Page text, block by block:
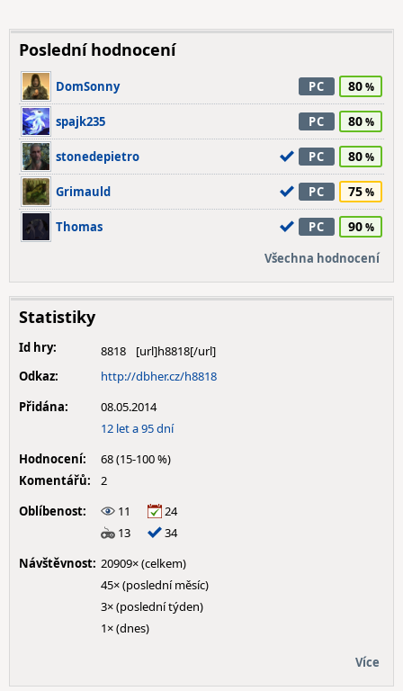
Poslední hodnocení
DomSonny PC 80
spajk235 PC 80
stonedepietro PC 80
Grimauld PC 75
Thomas PC 90
Všechna hodnocení
Statistiky
Id hry:
8818
Odkaz:
http://dbher.cz/h8818
Přidána:
08.05.2014
12 let a 95 dní
Hodnocení:
68 (15-100 %)
Komentářů:
2
Oblíbenost:
11
24
13
34
Návštěvnost: 20909× (celkem)
45× (poslední měsíc)
3× (poslední týden)
1× (dnes)
Více